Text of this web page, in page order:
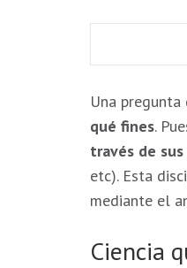
Una
qué fines.
través de
etc). Esta
mediante el
Ciencia
Necesarias
cookies no